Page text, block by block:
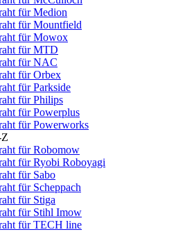
für Medion
für Mountfield
für Mowox
für MTD
für NAC
für Orbex
für Parkside
für Philips
für Powerplus
für Powerworks
für Robomow
für Ryobi Roboyagi
für Sabo
für Scheppach
für Stiga
für Stihl Imow
für TECH line